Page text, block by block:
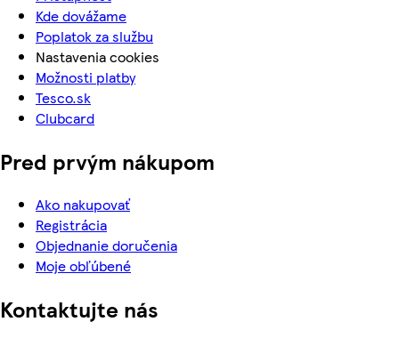
Kde dovážame
Poplatok za službu
Nastavenia cookies
Možnosti platby
Tesco.sk
Clubcard
Pred prvým nákupom
Ako nakupovať
Registrácia
Objednanie doručenia
Moje obľúbené
Kontaktujte nás